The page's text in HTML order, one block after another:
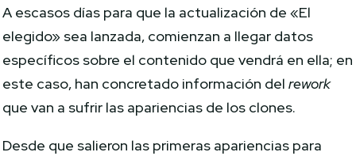
A escasos días para que la actualización de «El
elegido» sea lanzada, comienzan a llegar datos
específicos sobre el contenido que vendrá en ella; en
este caso, han concretado información delrework
que van a sufrir las apariencias de los clones.
Desde que salieron las primeras apariencias para